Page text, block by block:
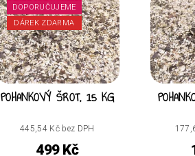
DOPORUČUJEME
DÁREK ZDARMA
POHANKOVÝ ŠROT, 15 KG
445,54 Kč bez DPH
499 Kč